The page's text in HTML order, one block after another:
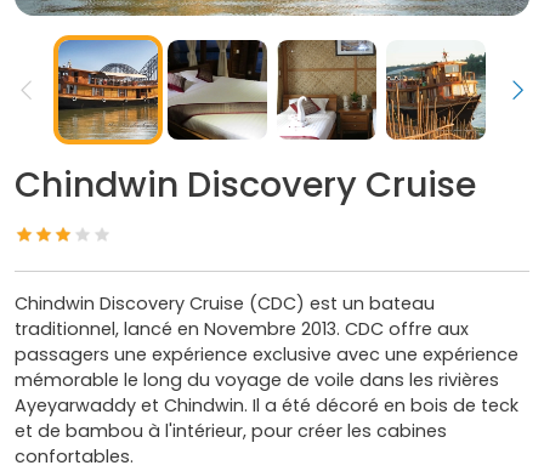
Chindwin Discovery Cruise
Chindwin Discovery Cruise (CDC) est un bateau
traditionnel, lancé en Novembre 2013. CDC offre aux
passagers une expérience exclusive avec une expérience
mémorable le long du voyage de voile dans les rivières
Ayeyarwaddy et Chindwin. Il a été décoré en bois de teck
et de bambou à l'intérieur, pour créer les cabines
confortables.